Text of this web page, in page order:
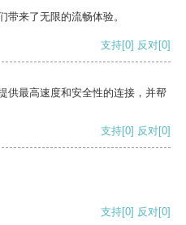
来了无限的流畅体验。
支持[0] 反对[0]
供最高速度和安全性的连接，并帮
支持[0] 反对[0]
支持[0] 反对[0]